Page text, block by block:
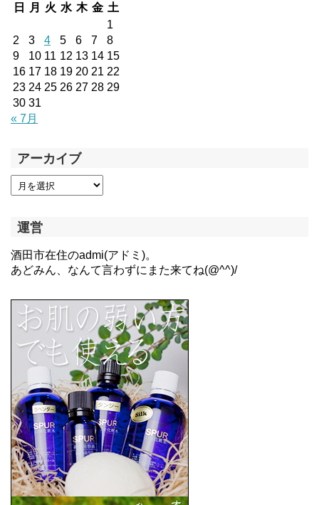
日
月 火 水 木 金 土
1
2
3 4 5 6 7
8
9
10 11 12 13 14 15
16 17 18 19 20 21 22
23 24 25 26 27 28 29
30 31
« 7月
アーカイブ
運営
酒田市在住のadmi(アドミ)。
あどみん、なんて言わずにまた来てね(@^^)/